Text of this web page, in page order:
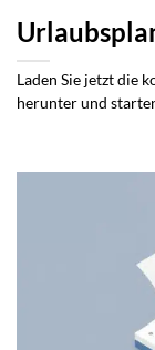
Laden Sie jetzt die
herunter und